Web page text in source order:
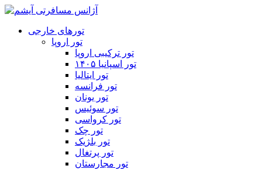
تورهای خارجی
تور اروپا
تور ترکیبی اروپا
تور اسپانیا ۱۴۰۵
تور ایتالیا
تور فرانسه
تور یونان
تور سوئیس
تور کرواسی
تور چک
تور بلژیک
تور پرتغال
تور مجارستان